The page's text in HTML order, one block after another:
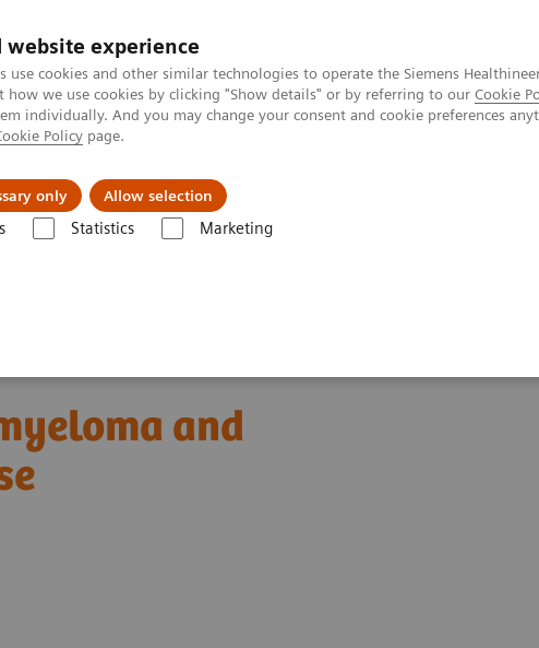
website experience
use cookies and other similar technologies to operate the Siemens
how we use cookies by clicking "Show details" or by referring to our Cookie
individually. And you may change your consent and cookie preferences
Policy page.
only Allow selection
Statistics Marketing
Karşılaşılan Zorluklar ve Çözüm Yolları
and